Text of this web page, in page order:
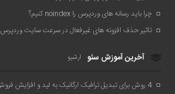
چرا باید رسانه های وردپرس را noindex کنیم؟
تاثیر حذف افزونه های غیرفعال در سرعت سایت وردپرس
آخرین آموزش سئو آرشیو
4 روش برای تبدیل ترافیک ارگانیک به لید و افزایش فروش